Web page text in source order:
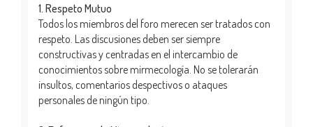
1. Respeto Mutuo
Todos los miembros del foro merecen ser tratados con
respeto. Las discusiones deben ser siempre
constructivas y centradas en el intercambio de
conocimientos sobre mirmecología. No se tolerarán
insultos, comentarios despectivos o ataques
personales de ningún tipo.